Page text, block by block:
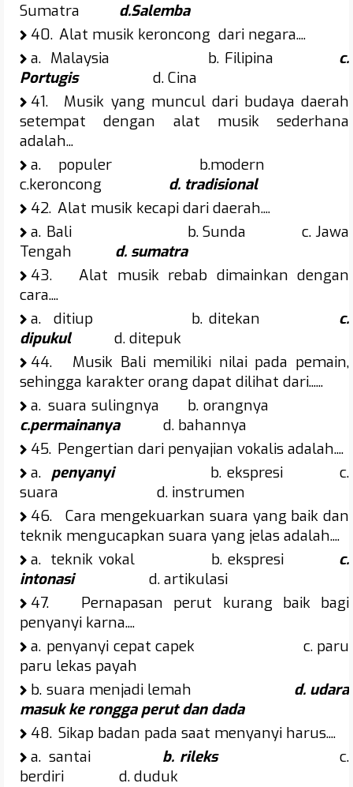
Sumatra d.Salemba
40. Alat musik keroncong dari negara....
a. Malaysia b. Filipina c.
Portugisd. Cina
41.
Musik yang muncul dari budaya daerah
setempat dengan alat musik sederhana
adalah...
a.
populer b.modern
c.keroncong d. tradisional
42. Alat musik kecapi dari daerah....
a. Bali b. Sunda c. Jawa
Tengah d. sumatra
43.
Alat musik rebab dimainkan dengan
cara....
a.
ditiup b. ditekan c.
dipukuld. ditepuk
44.
Musik Bali memiliki nilai pada pemain,
sehingga karakter orang dapat dilihat dari......
a. suara sulingnya b. orangnya
c.permainanyad. bahannya
45. Pengertian dari penyajian vokalis adalah....
a. penyanyi
b. ekspresi c.
suara d. instrumen
46.
Cara mengekuarkan suara yang baik dan
teknik mengucapkan suara yang jelas adalah....
a. teknik vokal b. ekspresi c.
intonasid. artikulasi
47.
Pernapasan perut kurang baik bagi
penyanyi karna....
a. penyanyi cepat capek c. paru
paru lekas payah
b. suara menjadi lemah d. udara
masuk ke rongga perut dan dada
48. Sikap badan pada saat menyanyi harus....
a. santai b. rileks
c.
berdiri d. duduk